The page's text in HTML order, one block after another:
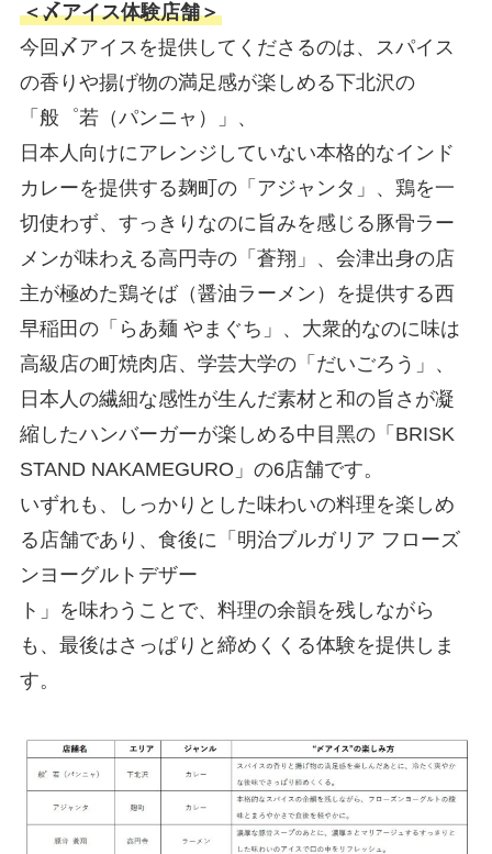
＜〆アイス体験店舗＞
今回〆アイスを提供してくださるのは、スパイス
の⾹りや揚げ物の満⾜感が楽しめる下北沢の
「般゜若（パンニャ）」、
⽇本⼈向けにアレンジしていない本格的なインド
カレーを提供する麹町の「アジャンタ」、鶏を⼀
切使わず、すっきりなのに旨みを感じる豚⾻ラー
メンが味わえる⾼円寺の「蒼翔」、会津出⾝の店
主が極めた鶏そば（醤油ラーメン）を提供する⻄
早稲⽥の「らあ麺 やまぐち」、⼤衆的なのに味は
⾼級店の町焼⾁店、学芸⼤学の「だいごろう」、
⽇本⼈の繊細な感性が⽣んだ素材と和の旨さが凝
縮したハンバーガーが楽しめる中⽬⿊の「BRISK
STAND NAKAMEGURO」の6店舗です。
いずれも、しっかりとした味わいの料理を楽しめ
る店舗であり、⾷後に「明治ブルガリア フローズ
ンヨーグルトデザー
ト」を味わうことで、料理の余韻を残しながら
も、最後はさっぱりと締めくくる体験を提供しま
す。